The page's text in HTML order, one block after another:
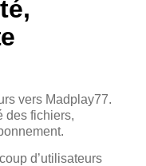
vers Madplay77.
des fichiers,
d’utilisateurs